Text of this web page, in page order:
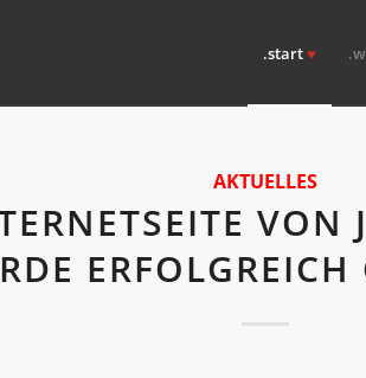
.start♥
AKTUELLES
VON